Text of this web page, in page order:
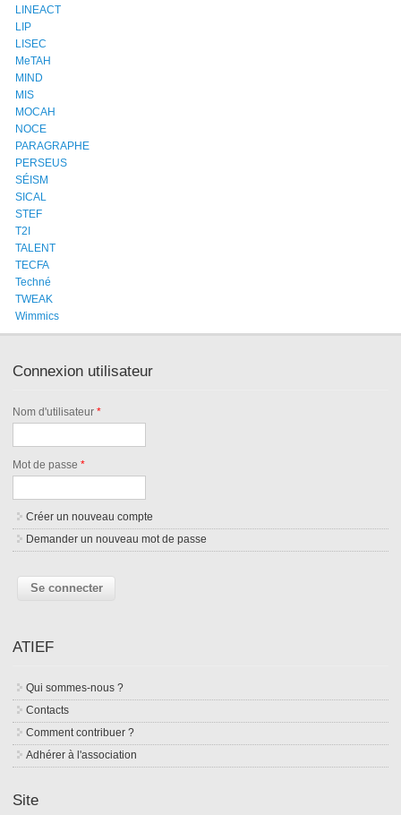
LINEACT
LIP
LISEC
MeTAH
MIND
MIS
MOCAH
NOCE
PARAGRAPHE
PERSEUS
SÉISM
SICAL
STEF
T2I
TALENT
TECFA
Techné
TWEAK
Wimmics
Connexion utilisateur
Nom d'utilisateur*
Mot de passe*
Créer un nouveau compte
Demander un nouveau mot de passe
ATIEF
Qui sommes-nous ?
Contacts
Comment contribuer ?
Adhérer à l'association
Site